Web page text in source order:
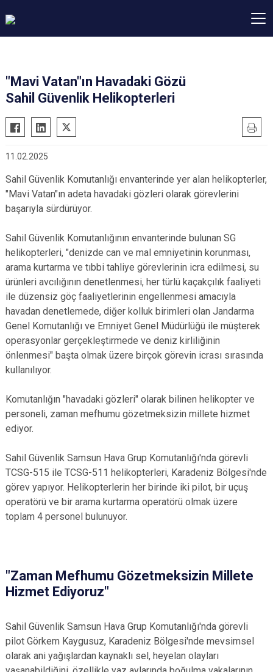
"Mavi Vatan"ın Havadaki Gözü
Sahil Güvenlik Helikopterleri
11.02.2025
Sahil Güvenlik Komutanlığı envanterinde yer alan helikopterler,
"Mavi Vatan"ın adeta havadaki gözleri olarak görevlerini
başarıyla sürdürüyor.
Sahil Güvenlik Komutanlığının envanterinde bulunan SG
helikopterleri, "denizde can ve mal emniyetinin korunması,
arama kurtarma ve tıbbi tahliye görevlerinin icra edilmesi, su
ürünleri avcılığının denetlenmesi, her türlü kaçakçılık faaliyeti
ile düzensiz göç faaliyetlerinin engellenmesi amacıyla
havadan denetlemede, diğer kolluk birimleri olan Jandarma
Genel Komutanlığı ve Emniyet Genel Müdürlüğü ile müşterek
operasyonlar gerçekleştirmede ve deniz kirliliğinin
önlenmesi" başta olmak üzere birçok görevin icrası sırasında
kullanılıyor.
Komutanlığın "havadaki gözleri" olarak bilinen helikopter ve
personeli, zaman mefhumu gözetmeksizin millete hizmet
ediyor.
Sahil Güvenlik Samsun Hava Grup Komutanlığı'nda görevli
TCSG-515 ile TCSG-511 helikopterleri, Karadeniz Bölgesi'nde
görev yapıyor. Helikopterlerin her birinde iki pilot, bir uçuş
operatörü ve bir arama kurtarma operatörü olmak üzere
toplam 4 personel bulunuyor.
"Zaman Mefhumu Gözetmeksizin Millete
Hizmet Ediyoruz"
Sahil Güvenlik Samsun Hava Grup Komutanlığı'nda görevli
pilot Görkem Kaygusuz, Karadeniz Bölgesi'nde mevsimsel
olarak ani yağışlardan kaynaklı sel, heyelan olayları